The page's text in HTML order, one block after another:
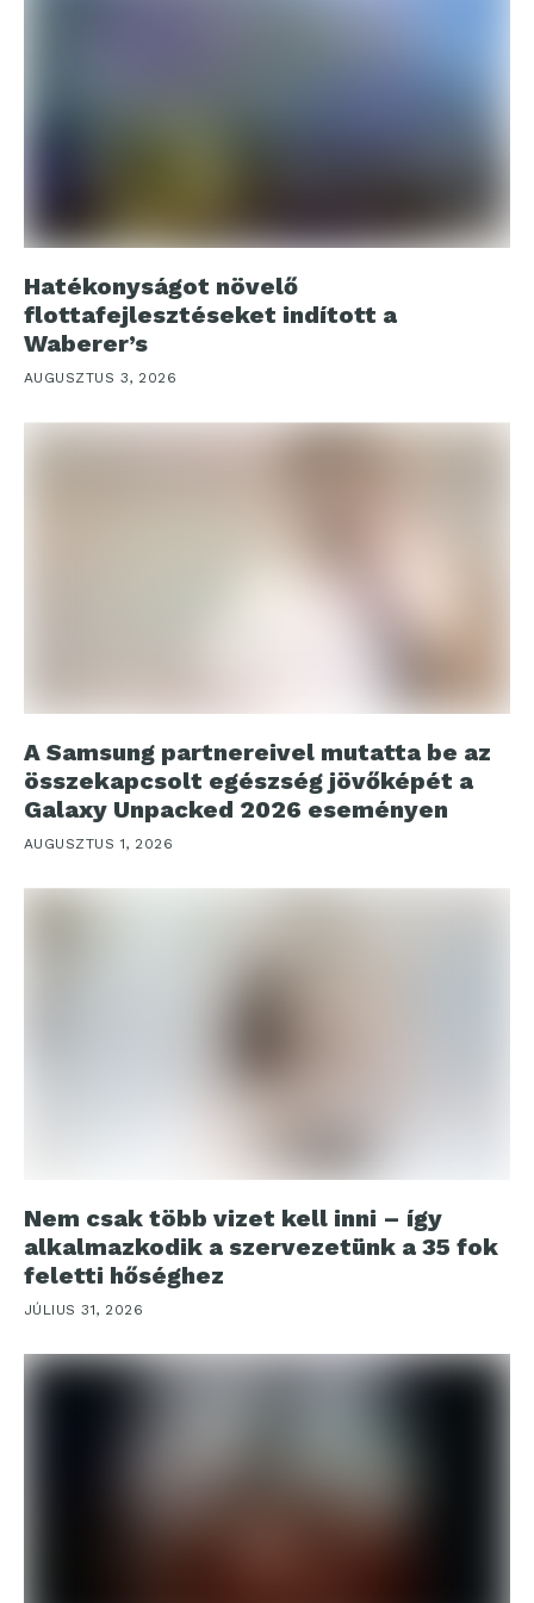
Hatékonyságot növelő
flottafejlesztéseket indított a
Waberer’s
AUGUSZTUS 3, 2026
A Samsung partnereivel mutatta be az
összekapcsolt egészség jövőképét a
Galaxy Unpacked 2026 eseményen
AUGUSZTUS 1, 2026
Nem csak több vizet kell inni – így
alkalmazkodik a szervezetünk a 35 fok
feletti hőséghez
JÚLIUS 31, 2026